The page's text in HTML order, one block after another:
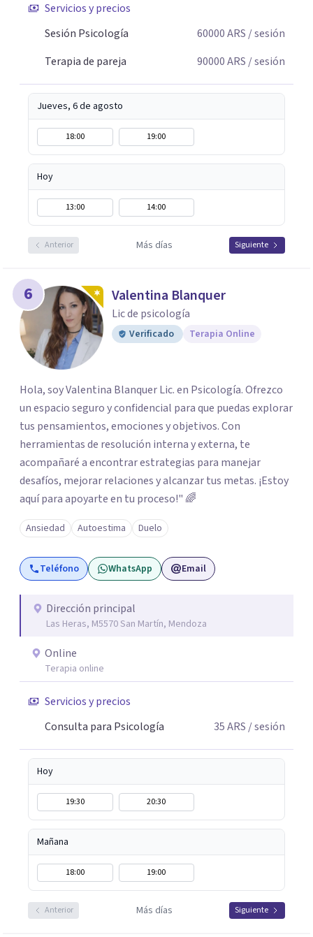
Servicios y precios
Sesión Psicología
60000ARS / sesión
Terapia de pareja
90000ARS / sesión
Jueves, 6 de agosto
18:00 19:00
Hoy
13:00 14:00
Anterior Más días Siguiente
6 Valentina Blanquer
Lic de psicología
Verificado Terapia Online
Hola, soy Valentina Blanquer Lic. en Psicología. Ofrezco
un espacio seguro y confidencial para que puedas explorar
tus pensamientos, emociones y objetivos. Con
herramientas de resolución interna y externa, te
acompañaré a encontrar estrategias para manejar
desafíos, mejorar relaciones y alcanzar tus metas. ¡Estoy
aquí para apoyarte en tu proceso!" 🌈
Ansiedad Autoestima Duelo
Teléfono WhatsApp Email
Dirección principal
Las Heras, M5570 San Martín, Mendoza
Online
Terapia online
Servicios y precios
Consulta para Psicología
35ARS / sesión
Hoy
19:30 20:30
Mañana
18:00 19:00
Anterior Más días Siguiente